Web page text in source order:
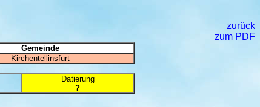
zurück
zum PDF
Gemeinde
Kirchentellinsfurt
Datierung
?